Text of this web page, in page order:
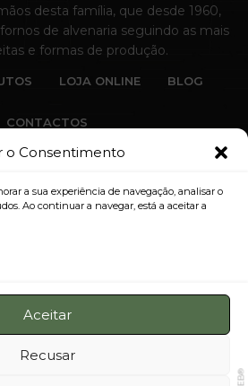
o Consentimento
a sua experiência de navegação, analisar o
Ao continuar a navegar, está a aceitar a
Aceitar
Recusar
desta família, que desde 1960,
de alvenaria seguindo as mais
e formas de produção.
LOJA ONLINE BLOG
CONTACTOS
Pão de Gimonde®